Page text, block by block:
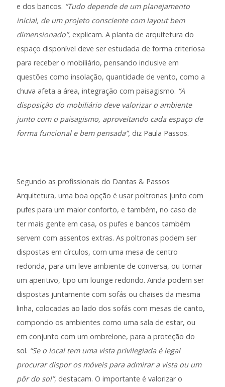
e dos bancos. “Tudo depende de um planejamento
inicial, de um projeto consciente com layout bem
dimensionado”, explicam. A planta de arquitetura do
espaço disponível deve ser estudada de forma criteriosa
para receber o mobiliário, pensando inclusive em
questões como insolação, quantidade de vento, como a
chuva afeta a área, integração com paisagismo. “A
disposição do mobiliário deve valorizar o ambiente
junto com o paisagismo, aproveitando cada espaço de
forma funcional e bem pensada”, diz Paula Passos.
Segundo as profissionais do Dantas & Passos
Arquitetura, uma boa opção é usar poltronas junto com
pufes para um maior conforto, e também, no caso de
ter mais gente em casa, os pufes e bancos também
servem com assentos extras. As poltronas podem ser
dispostas em círculos, com uma mesa de centro
redonda, para um leve ambiente de conversa, ou tomar
um aperitivo, tipo um lounge redondo. Ainda podem ser
dispostas juntamente com sofás ou chaises da mesma
linha, colocadas ao lado dos sofás com mesas de canto,
compondo os ambientes como uma sala de estar, ou
em conjunto com um ombrelone, para a proteção do
sol. “Se o local tem uma vista privilegiada é legal
procurar dispor os móveis para admirar a vista ou um
pôr do sol”, destacam. O importante é valorizar o